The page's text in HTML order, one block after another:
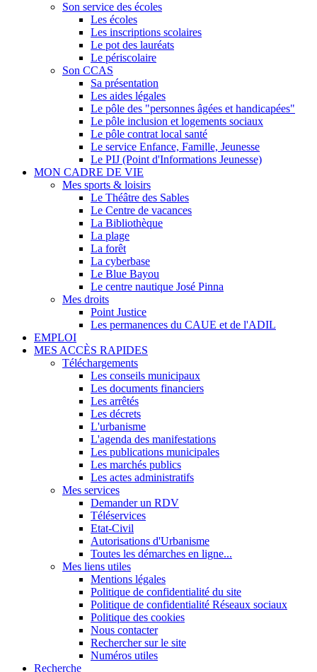
Son service des écoles
Les écoles
Les inscriptions scolaires
Le pot des lauréats
Le périscolaire
Son CCAS
Sa présentation
Les aides légales
Le pôle des "personnes âgées et handicapées"
Le pôle inclusion et logements sociaux
Le pôle contrat local santé
Le service Enfance, Famille, Jeunesse
Le PIJ (Point d'Informations Jeunesse)
MON CADRE DE VIE
Mes sports & loisirs
Le Théâtre des Sables
Le Centre de vacances
La Bibliothèque
La plage
La forêt
La cyberbase
Le Blue Bayou
Le centre nautique José Pinna
Mes droits
Point Justice
Les permanences du CAUE et de l'ADIL
EMPLOI
MES ACCÈS RAPIDES
Téléchargements
Les conseils municipaux
Les documents financiers
Les arrêtés
Les décrets
L'urbanisme
L'agenda des manifestations
Les publications municipales
Les marchés publics
Les actes administratifs
Mes services
Demander un RDV
Téléservices
Etat-Civil
Autorisations d'Urbanisme
Toutes les démarches en ligne...
Mes liens utiles
Mentions légales
Politique de confidentialité du site
Politique de confidentialité Réseaux sociaux
Politique des cookies
Nous contacter
Rechercher sur le site
Numéros utiles
Recherche